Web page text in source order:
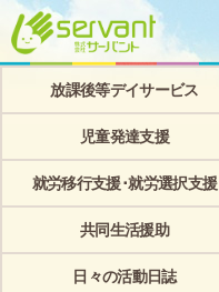
放課後等デイサービス
児童発達支援
就労移行支援･就労選択支援
共同生活援助
日々の活動日誌